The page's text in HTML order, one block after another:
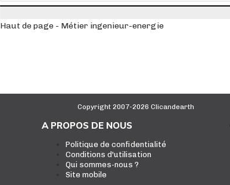
Haut de page - Métier ingenieur-energie
Copyright 2007-2026 Clicandearth
A PROPOS DE NOUS
Politique de confidentialité
Conditions d'utilisation
Qui sommes-nous ?
Site mobile